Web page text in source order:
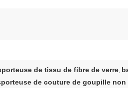
de tissu de fibre de verre,
de couture de goupille non